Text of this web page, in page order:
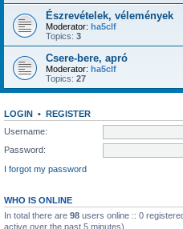
Észrevételek, vélemények
Moderator: ha5clf
Topics: 3
Csere-bere, apró
Moderator: ha5clf
Topics: 27
LOGIN • REGISTER
Username:
Password:
I forgot my password
WHO IS ONLINE
In total there are 98 users online :: 0
active over the past 5 minutes)